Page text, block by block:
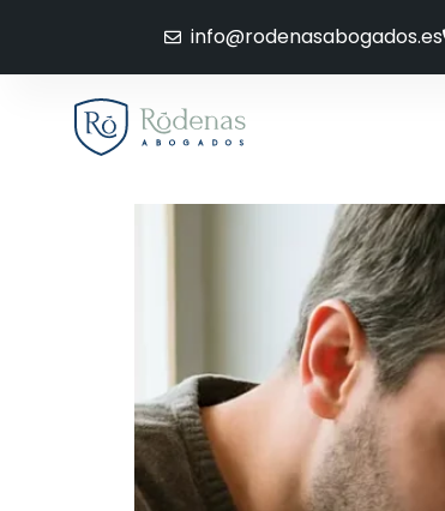
info@rodenasabogados.es